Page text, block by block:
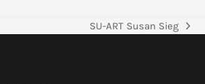
Nächster
SU-ART Susan Sieg